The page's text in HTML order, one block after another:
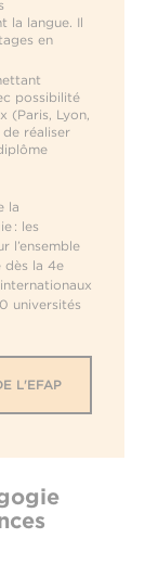
la langue. Il
en
possibilité
(Paris, Lyon,
réaliser
la
: les
l’ensemble
dès la 4e
universités
L'EFAP